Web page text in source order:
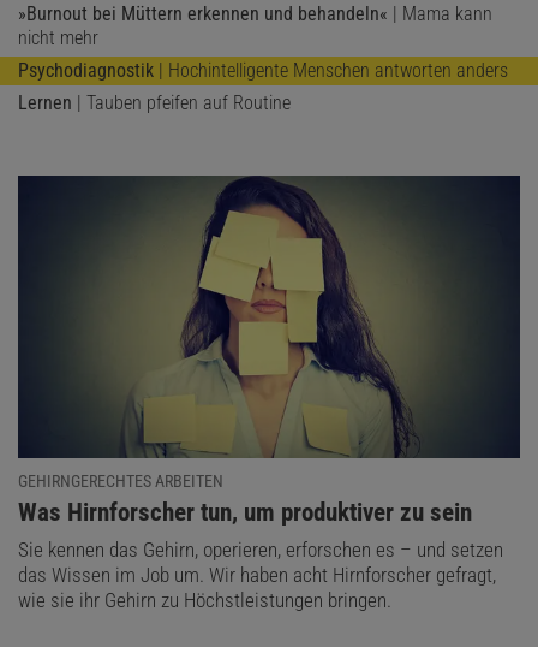
»Burnout bei Müttern erkennen und behandeln« | Mama kann
nicht mehr
Psychodiagnostik | Hochintelligente Menschen antworten anders
Lernen | Tauben pfeifen auf Routine
GEHIRNGERECHTES ARBEITEN
:
Was Hirnforscher tun, um produktiver zu sein
Sie kennen das Gehirn, operieren, erforschen es – und setzen
das Wissen im Job um. Wir haben acht Hirnforscher gefragt,
wie sie ihr Gehirn zu Höchstleistungen bringen.